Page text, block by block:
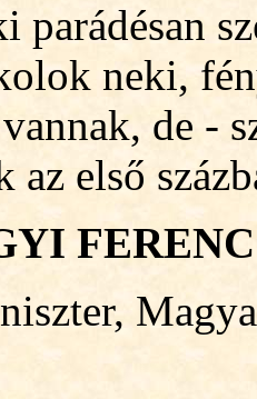
parádésan
neki,
de -
az első
FERENC